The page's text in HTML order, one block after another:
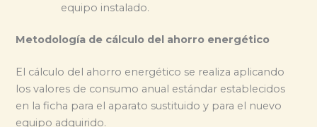
equipo instalado.
Metodología de cálculo del ahorro energético
El cálculo del ahorro energético se realiza aplicando
los valores de consumo anual estándar establecidos
en la ficha para el aparato sustituido y para el nuevo
equipo adquirido.